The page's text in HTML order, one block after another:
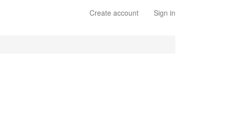
Create account Sign in